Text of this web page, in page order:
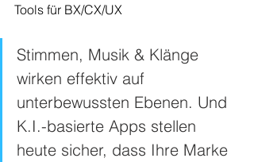
Tools für BX/CX/UX
Stimmen, Musik & Klänge
wirken effektiv auf
unterbewussten Ebenen. Und
K.I.-basierte Apps stellen
heute sicher, dass Ihre Marke